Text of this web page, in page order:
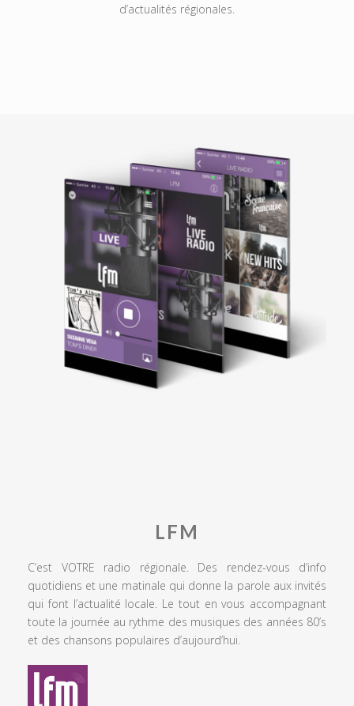
d’actualités régionales.
LFM
C’est VOTRE radio régionale. Des rendez-vous d’info
quotidiens et une matinale qui donne la parole aux invités
qui font l’actualité locale. Le tout en vous accompagnant
toute la journée au rythme des musiques des années 80’s
et des chansons populaires d’aujourd’hui.